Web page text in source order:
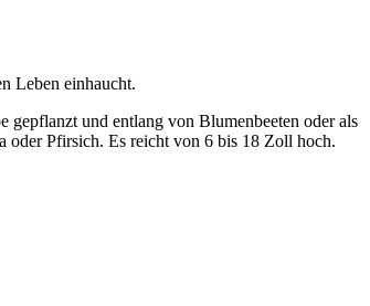
Leben einhaucht.
gepflanzt und entlang von Blumenbeeten oder als
oder Pfirsich. Es reicht von 6 bis 18 Zoll hoch.